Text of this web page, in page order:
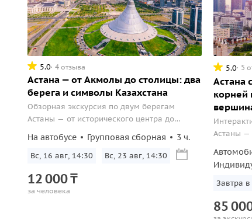
5.0 4 отзыва
Астана — от Акмолы до столицы: два
берега и символы Казахстана
Обзорная экскурсия по двум берегам
Астаны — от исторического центра до
столицы.
На автобусе Групповая сборная 3 ч.
Вс, 16 авг, 14:30 Вс, 23 авг, 14:30
12000₸
за человека
5.0 5
Астана
корней
Астаны —
столицы.
Завтра
85